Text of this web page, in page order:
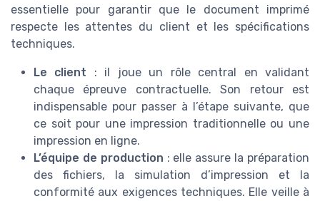
essentielle pour garantir que le document imprimé
respecte les attentes du client et les spécifications
techniques.
Le client : il joue un rôle central en validant
chaque épreuve contractuelle. Son retour est
indispensable pour passer à l’étape suivante, que
ce soit pour une impression traditionnelle ou une
impression en ligne.
L’équipe de production : elle assure la préparation
des fichiers, la simulation d’impression et la
conformité aux exigences techniques. Elle veille à